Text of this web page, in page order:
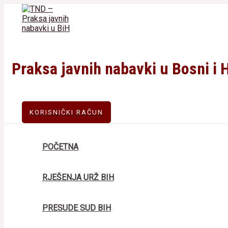
content
Praksa javnih nabavki u Bosni i
KORISNIČKI RAČUN
POČETNA
RJEŠENJA URŽ BIH
PRESUDE SUD BIH